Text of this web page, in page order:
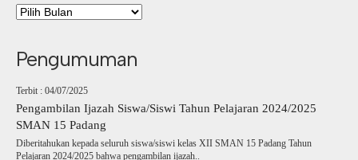
Pengumuman
Terbit : 04/07/2025
Pengambilan Ijazah Siswa/Siswi Tahun Pelajaran 2024/2025
SMAN 15 Padang
Diberitahukan kepada seluruh siswa/siswi kelas XII SMAN 15 Padang Tahun
Pelajaran 2024/2025 bahwa pengambilan ijazah..